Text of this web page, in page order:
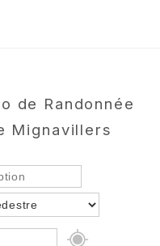
de Randonnée
Mignavillers